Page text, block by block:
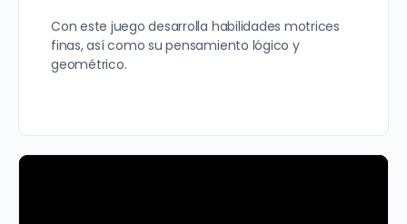
Con este juego desarrolla habilidades motrices
finas, así como su pensamiento lógico y
geométrico.